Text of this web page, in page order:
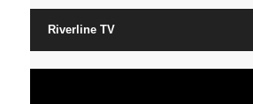
Riverline TV